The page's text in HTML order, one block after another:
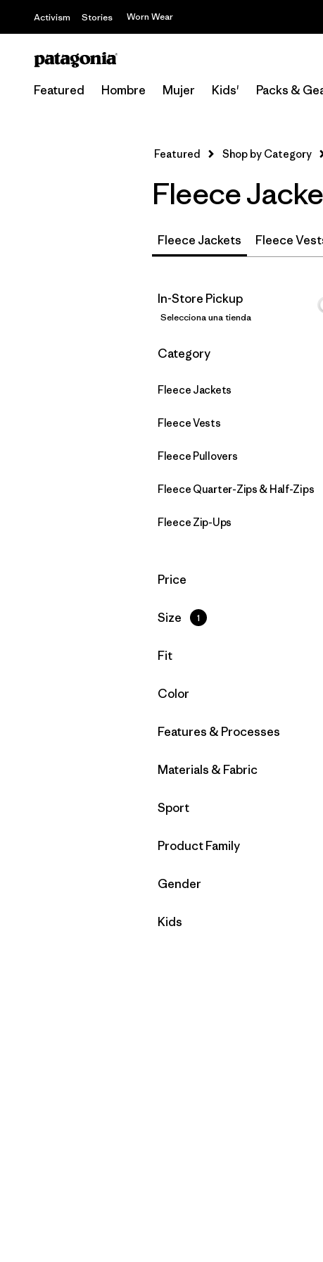
Activism Stories Worn Wear
Featured Hombre Mujer Kids' Packs &
Featured Shop by Category
Fleece
Fleece Jackets Fleece
In-Store Pickup
Selecciona una tienda
Filtrar por
Category
Fleece Jackets
Fleece Vests
Fleece Pullovers
Fleece Quarter-Zips & Half-Zips
Fleece Zip-Ups
Filtrar por
Price
Filtrar por
Size 1
Filtrar por
Fit
Filtrar por
Color
Filtrar por
Features & Processes
Filtrar por
Materials & Fabric
Filtrar por
Sport
Filtrar por
Product Family
Filtrar por
Gender
Filtrar por
Kids